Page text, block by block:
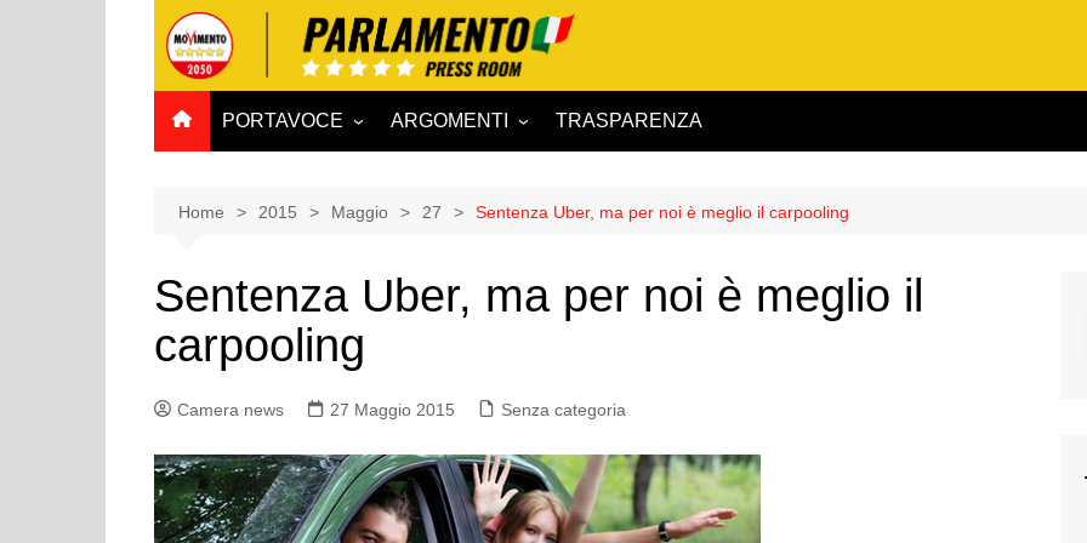
PORTAVOCE
SENATO
ARGOMENTI
Affari esteri
Agricoltura e agroalimentare
Attività produttive
Bilancio
Comunicazioni e Vigilanza
Rai
TRASPARENZA
Home 2015 Maggio 27 Sentenza Uber, ma per noi è meglio il carpooling
Sentenza Uber, ma per noi è meglio il
carpooling
Camera news 27 Maggio 2015 Senza categoria